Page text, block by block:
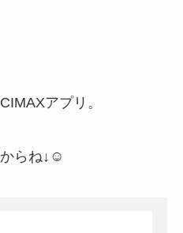
アプリ。
らね↓☺️